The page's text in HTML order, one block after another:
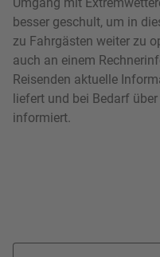
besser geschult, um in
zu Fahrgästen weiter zu
auch an einem
Reisenden aktuelle
liefert und bei Bedarf
informiert.